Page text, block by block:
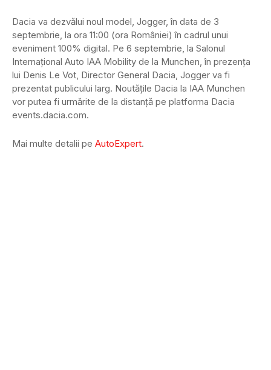
Dacia va dezvălui noul model, Jogger, în data de 3
septembrie, la ora 11:00 (ora României) în cadrul unui
eveniment 100% digital. Pe 6 septembrie, la Salonul
Internațional Auto IAA Mobility de la Munchen, în prezența
lui Denis Le Vot, Director General Dacia, Jogger va fi
prezentat publicului larg. Noutățile Dacia la IAA Munchen
vor putea fi urmărite de la distanță pe platforma Dacia
events.dacia.com.
Mai multe detalii pe AutoExpert.